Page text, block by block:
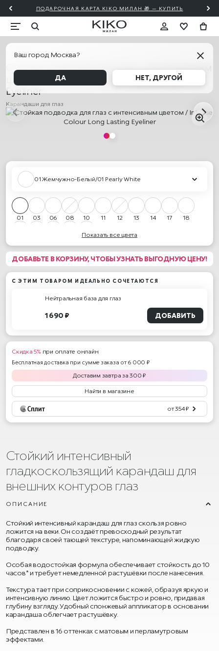
ПОДАРОЧНАЯ КАРТА KIKO МИЛАН 🎁 — КУПИТЬ
Ваш город Москва?
ДА НЕТ, ДРУГОЙ
Стойкая подводка для глаз с интенсивным
цветом / Intense Colour Long Lasting
Eyeliner
Карандаши для глаз
01 Жемчужно-Белый/01 Pearly White
01 03 06 08 10 11 12 13 14 17 18
Показать все цвета
ДОБАВЬТЕ В КОРЗИНУ, ЧТОБЫ УЗНАТЬ ВЫГОДНУЮ ЦЕНУ!
С ЭТИМ ТОВАРОМ ИДЕАЛЬНО СОЧЕТАЮТСЯ
Нейтральная база для глаз
1 690 ₽ ДОБАВИТЬ
Скидка 5% при оплате онлайн
Бесплатная доставка при сумме заказа от 6 000 ₽
Доставим завтра за300 ₽
Найти в магазине
от 354 ₽
Стойкий интенсивный
гладкоскользящий карандаш для
внешних контуров глаз
ОПИСАНИЕ
Стойкий интенсивный карандаш для глаз скользя ровно
ложится на веки. Он создаёт превосходный результат
благодаря своей тающей текстуре, напоминающей жидкую
подводку.
Особая водостойкая формула обеспечивает стойкость до 10
часов* и требует немедленной растушёвки после нанесения.
Текстура тает при соприкосновении с кожей, образуя яркую и
интенсивную линию. Цвет ложится быстро и ровно, придавая
глубину взгляду. Удобный спонжевый аппликатор в основании
карандаша облегчает растушёвку.
Представлен в 16 оттенках с матовым и перламутровым
эффектами.